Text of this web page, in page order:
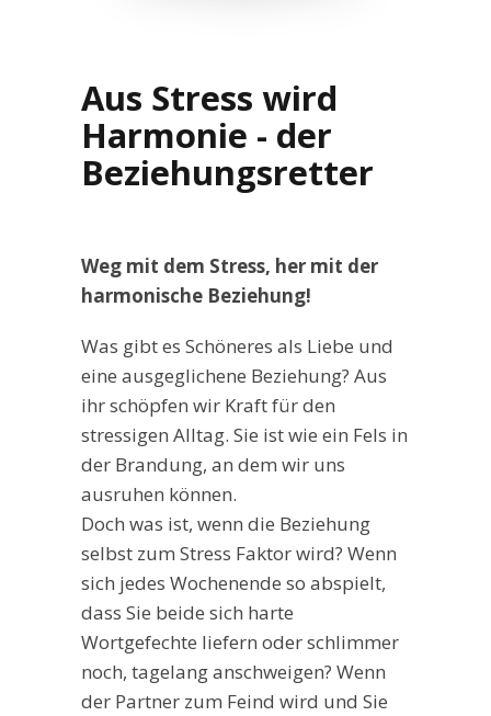
Aus Stress wird
Harmonie - der
Beziehungsretter
Weg mit dem Stress, her mit der
harmonische Beziehung!
Was gibt es Schöneres als Liebe und
eine ausgeglichene Beziehung? Aus
ihr schöpfen wir Kraft für den
stressigen Alltag. Sie ist wie ein Fels in
der Brandung, an dem wir uns
ausruhen können.
Doch was ist, wenn die Beziehung
selbst zum Stress Faktor wird? Wenn
sich jedes Wochenende so abspielt,
dass Sie beide sich harte
Wortgefechte liefern oder schlimmer
noch, tagelang anschweigen? Wenn
der Partner zum Feind wird und Sie